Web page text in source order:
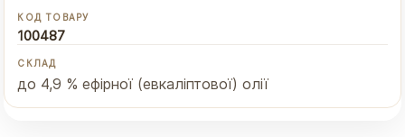
КОД ТОВАРУ
100487
СКЛАД
до 4,9 % ефірної (евкаліптової) олії